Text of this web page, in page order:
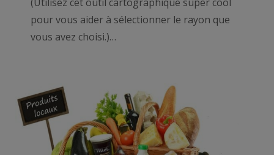
pour vous aider à sélectionner le rayon que
vous avez choisi.)…